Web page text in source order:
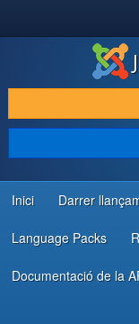
DESCARREGA &
DESCOBRIR &
COMUNITAT & SUPORT
RECURSOS PER
Inici Darrer
Language Packs
Documentació de la